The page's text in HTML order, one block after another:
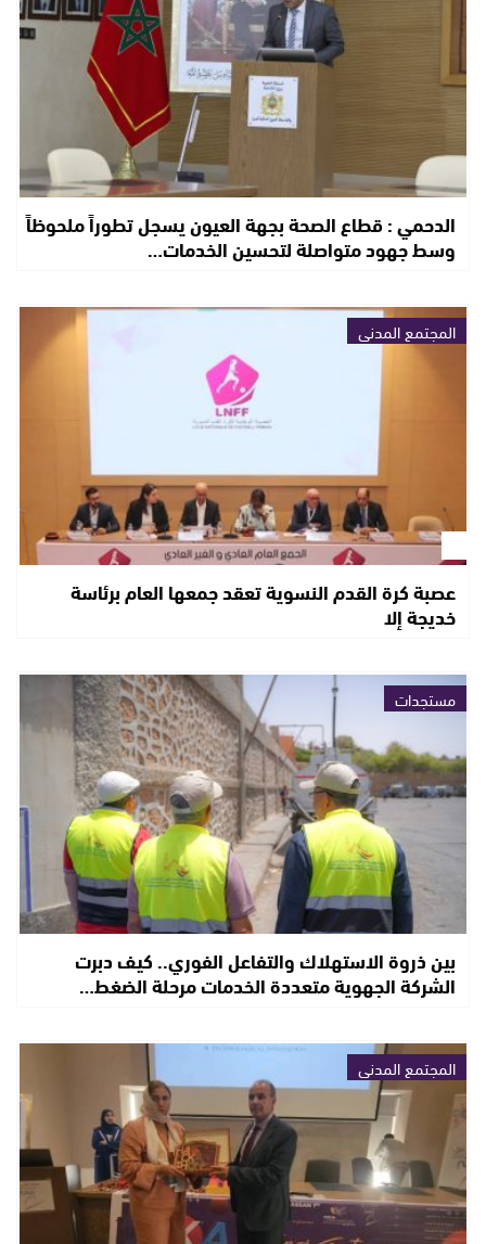
الدحمي : قطاع الصحة بجهة العيون يسجل تطوراً ملحوظاً
وسط جهود متواصلة لتحسين الخدمات…
المجتمع المدني
عصبة كرة القدم النسوية تعقد جمعها العام برئاسة
خديجة إلا
مستجدات
بين ذروة الاستهلاك والتفاعل الفوري.. كيف دبرت
الشركة الجهوية متعددة الخدمات مرحلة الضغط…
المجتمع المدني